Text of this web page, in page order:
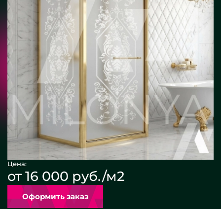
Цена:
от 16 000 руб./м2
Оформить заказ